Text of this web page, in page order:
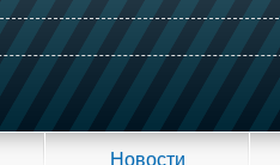
Новости